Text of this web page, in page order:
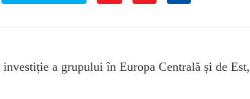
a grupului în Europa Centrală și de Est,